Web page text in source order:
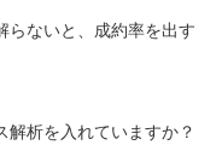
らないと、成約率を出す
解析を入れていますか？